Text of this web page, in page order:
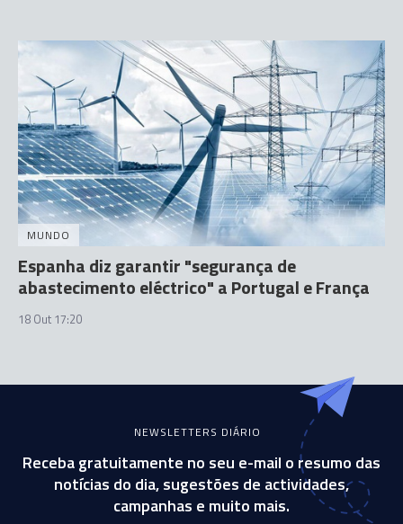
MUNDO
Espanha diz garantir "segurança de
abastecimento eléctrico" a Portugal e França
18 Out 17:20
NEWSLETTERS DIÁRIO
Receba gratuitamente no seu e-mail o resumo das
notícias do dia, sugestões de actividades,
campanhas e muito mais.